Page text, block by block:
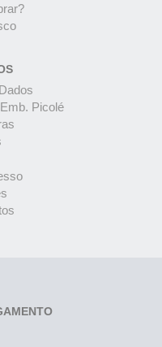
Picolé